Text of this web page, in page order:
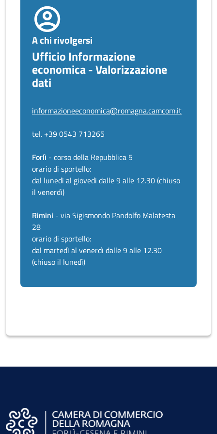
A chi rivolgersi
Ufficio Informazione
economica - Valorizzazione
dati
informazioneeconomica@romagna.camcom.it
tel. +39 0543 713265
Forlì - corso della Repubblica 5
orario di sportello:
dal lunedì al giovedì dalle 9 alle 12.30 (chiuso
il venerdì)
Rimini - via Sigismondo Pandolfo Malatesta
28
orario di sportello:
dal martedì al venerdì dalle 9 alle 12.30
(chiuso il lunedì)